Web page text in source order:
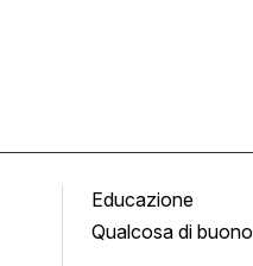
Educazione
Qualcosa di buono